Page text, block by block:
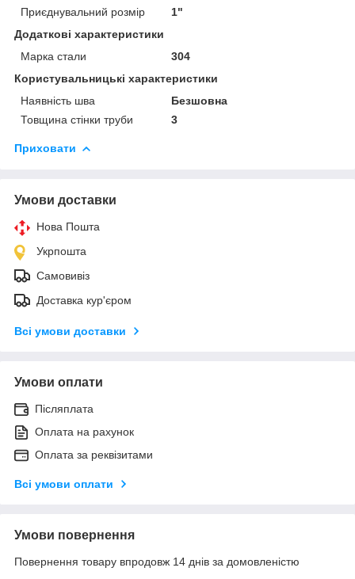
Приєднувальний розмір
1"
Додаткові характеристики
Марка стали
304
Користувальницькі характеристики
Наявність шва
Безшовна
Товщина стінки труби
3
Приховати
Умови доставки
Нова Пошта
Укрпошта
Самовивіз
Доставка кур'єром
Всі умови доставки
Умови оплати
Післяплата
Оплата на рахунок
Оплата за реквізитами
Всі умови оплати
Умови повернення
Повернення товару впродовж 14 днів за домовленістю